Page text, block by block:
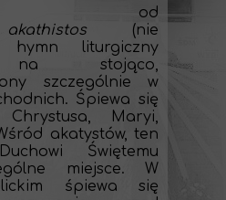
od
akathistos(nie
liturgiczny
na stojąco,
szczególnie w
Śpiewa się
Maryi,
akatystów, ten
Świętemu
miejsce. W
śpiewa się